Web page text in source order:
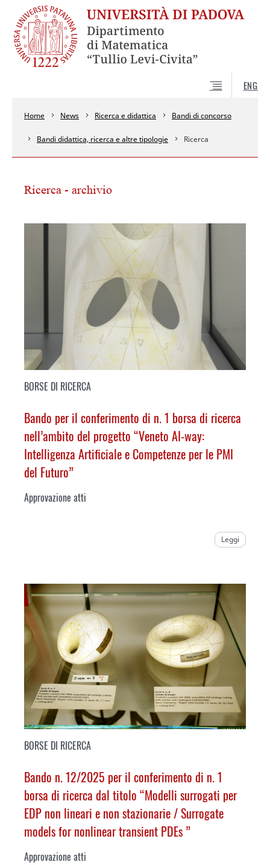
ENG
Home News Ricerca e didattica Bandi di concorso
Bandi didattica, ricerca e altre tipologie Ricerca
Ricerca - archivio
BORSE DI RICERCA
Bando per il conferimento di n. 1 borsa di ricerca
nell’ambito del progetto “Veneto AI-way:
Intelligenza Artificiale e Competenze per le PMI
del Futuro”
Approvazione atti
Leggi
BORSE DI RICERCA
Bando n. 12/2025 per il conferimento di n. 1
borsa di ricerca dal titolo “Modelli surrogati per
EDP non lineari e non stazionarie /Surrogate
models for nonlinear transient PDEs ”
Approvazione atti